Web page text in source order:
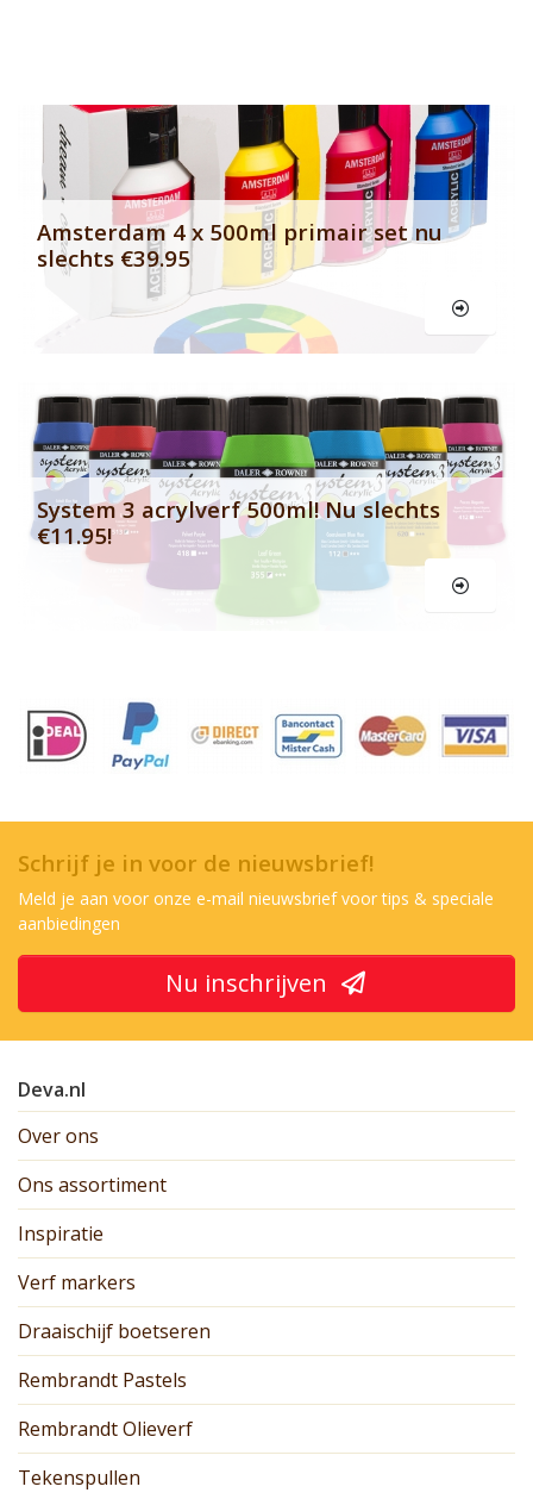
Banner row 2
Amsterdam 4 x 500ml primair set nu
slechts €39.95
System 3 acrylverf 500ml! Nu slechts
€11.95!
Schrijf je in voor de nieuwsbrief!
Meld je aan voor onze e-mail nieuwsbrief voor tips & speciale
aanbiedingen
Nu inschrijven
Deva.nl
Over ons
Ons assortiment
Inspiratie
Verf markers
Draaischijf boetseren
Rembrandt Pastels
Rembrandt Olieverf
Tekenspullen